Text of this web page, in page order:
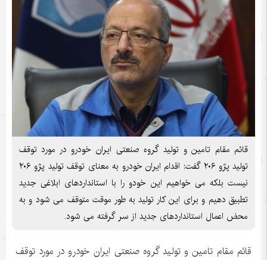
قائم مقام تامین و تولید گروه صنعتی ایران خودرو در مورد توقف
تولید پژو ۲۰۶ گفت: اقدام ایران خودرو به معنای توقف تولید پژو ۲۰۶
نیست بلکه می خواهیم این خودو را با استانداردهای ابلاغی جدید
تطبیق دهیم و برای این کار تولید به طور موقت متوقف می شود و به
محض اعمال استانداردهای جدید از سر گرفته می شود.
قائم مقام تامین و تولید گروه صنعتی ایران خودرو در مورد توقف